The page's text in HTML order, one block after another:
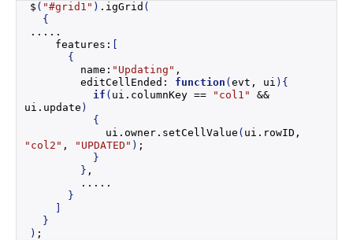
$ ( "#grid1" ) . igGrid (
{
.....
    features:
{
        name:
"Updating" ,
        editCellEnded:
function ( evt, ui ) {
if ( ui. columnKey == "col1"
&&
ui. update )
{
            ui.
owner . setCellValue ( ui. rowID
"col2" , "UPDATED" ) ;
}
} ,
        .....
}
}
) ;